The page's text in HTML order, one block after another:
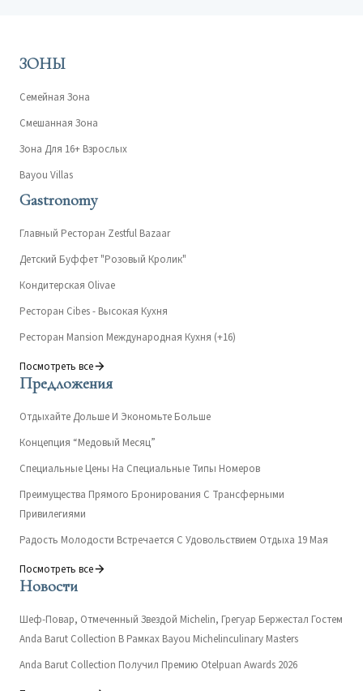
ЗОНЫ
Семейная Зона
Смешанная Зона
Зона Для 16+ Взрослых
Bayou Villas
Gastronomy
Главный Ресторан Zestful Bazaar
Детский Буффет "Розовый Кролик"
Кондитерская Olivae
Ресторан Cibes - Высокая Кухня
Ресторан Mansion Международная Кухня (+16)
Посмотреть все
Предложения
Отдыхайте Дольше И Экономьте Больше
Концепция “Медовый Месяц”
Специальные Цены На Специальные Типы Номеров
Преимущества Прямого Бронирования С Трансферными
Привилегиями
Радость Молодости Встречается С Удовольствием Отдыха 19 Мая
Посмотреть все
Новости
Шеф-Повар, Отмеченный Звездой Michelin, Грегуар Бержестал Гостем
Anda Barut Collection В Рамках Bayou Michelinculinary Masters
Anda Barut Collection Получил Премию Otelpuan Awards 2026